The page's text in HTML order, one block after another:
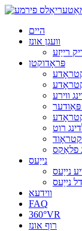
היים
וועגן אונז
רייַזע
פּראָדוקטן
ווירע
פּאַודער
רוט
פלאַקס
נייַעס
נייַעס
נייַעס
ווידעא
FAQ
360°VR
רוף אונז